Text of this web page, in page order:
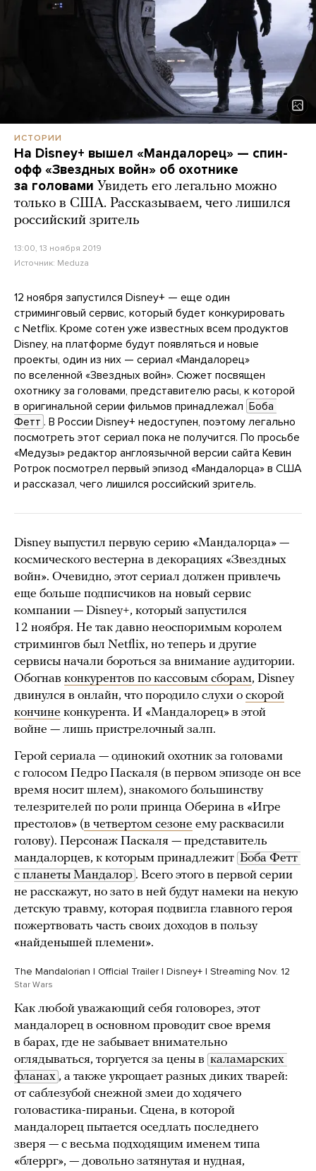
ИСТОРИИ
На Disney+ вышел «Мандалорец» — спин-
офф «Звездных войн» об охотнике
за головами Увидеть его легально можно
только в США. Рассказываем, чего лишился
российский зритель
13:00, 13 ноября 2019
Источник: Meduza
12 ноября запустился Disney+ — еще один
стриминговый сервис, который будет конкурировать
с Netflix. Кроме сотен уже известных всем продуктов
Disney, на платформе будут появляться и новые
проекты, один из них — сериал «Мандалорец»
по вселенной «Звездных войн». Сюжет посвящен
охотнику за головами, представителю расы, к которой
в оригинальной серии фильмов принадлежал Боба
Фетт . В России Disney+ недоступен, поэтому легально
посмотреть этот сериал пока не получится. По просьбе
«Медузы» редактор англоязычной версии сайта Кевин
Ротрок посмотрел первый эпизод «Мандалорца» в США
и рассказал, чего лишился российский зритель.
Disney выпустил первую серию «Мандалорца» —
космического вестерна в декорациях «Звездных
войн». Очевидно, этот сериал должен привлечь
еще больше подписчиков на новый сервис
компании — Disney+, который запустился
12 ноября. Не так давно неоспоримым королем
стримингов был Netflix, но теперь и другие
сервисы начали бороться за внимание аудитории.
Обогнав конкурентов по кассовым сборам, Disney
двинулся в онлайн, что породило слухи о скорой
кончине конкурента. И «Мандалорец» в этой
войне — лишь пристрелочный залп.
Герой сериала — одинокий охотник за головами
с голосом Педро Паскаля (в первом эпизоде он все
время носит шлем), знакомого большинству
телезрителей по роли принца Оберина в «Игре
престолов» (в четвертом сезоне ему расквасили
голову). Персонаж Паскаля — представитель
мандалорцев, к которым принадлежит Боба Фетт
с планеты Мандалор . Всего этого в первой серии
не расскажут, но зато в ней будут намеки на некую
детскую травму, которая подвигла главного героя
пожертвовать часть своих доходов в пользу
«найденышей племени».
The Mandalorian | Official Trailer | Disney+ | Streaming Nov. 12
Star Wars
Как любой уважающий себя головорез, этот
мандалорец в основном проводит свое время
в барах, где не забывает внимательно
оглядываться, торгуется за цены в каламарских
фланах , а также укрощает разных диких тварей:
от саблезубой снежной змеи до ходячего
головастика-пираньи. Сцена, в которой
мандалорец пытается оседлать последнего
зверя — с весьма подходящим именем типа
«блеррг», — довольно затянутая и нудная,